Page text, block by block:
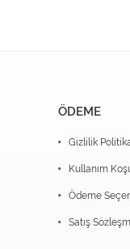
ÖDEME
Gizlilik
Kullanım
Ödeme
Satış